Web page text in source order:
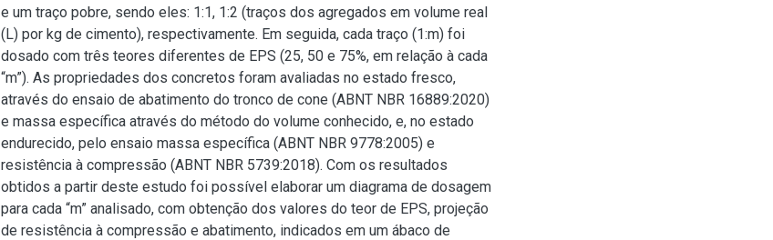
e um traço pobre, sendo eles: 1:1, 1:2 (traços dos agregados em volume real
(L) por kg de cimento), respectivamente. Em seguida, cada traço (1:m) foi
dosado com três teores diferentes de EPS (25, 50 e 75%, em relação à cada
“m”). As propriedades dos concretos foram avaliadas no estado fresco,
através do ensaio de abatimento do tronco de cone (ABNT NBR 16889:2020)
e massa específica através do método do volume conhecido, e, no estado
endurecido, pelo ensaio massa específica (ABNT NBR 9778:2005) e
resistência à compressão (ABNT NBR 5739:2018). Com os resultados
obtidos a partir deste estudo foi possível elaborar um diagrama de dosagem
para cada “m” analisado, com obtenção dos valores do teor de EPS, projeção
de resistência à compressão e abatimento, indicados em um ábaco de